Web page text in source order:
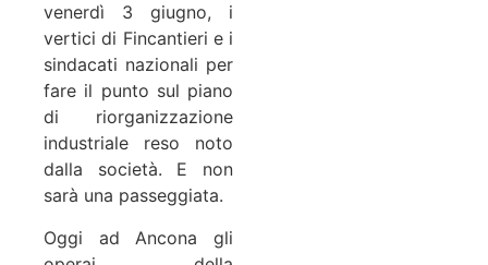
venerdì 3 giugno, i
vertici di Fincantieri e i
sindacati nazionali per
fare il punto sul piano
di riorganizzazione
industriale reso noto
dalla società. E non
sarà una passeggiata.
Oggi ad Ancona gli